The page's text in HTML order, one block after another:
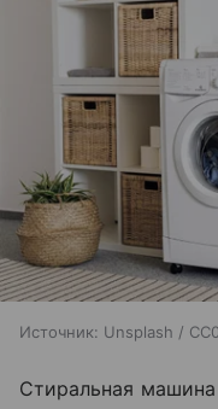
Источник: Unsplash / CC0
Стиральная